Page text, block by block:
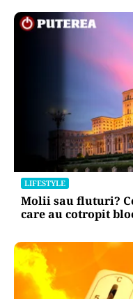
LIFESTYLE
Molii sau fluturi?
care au cotropit